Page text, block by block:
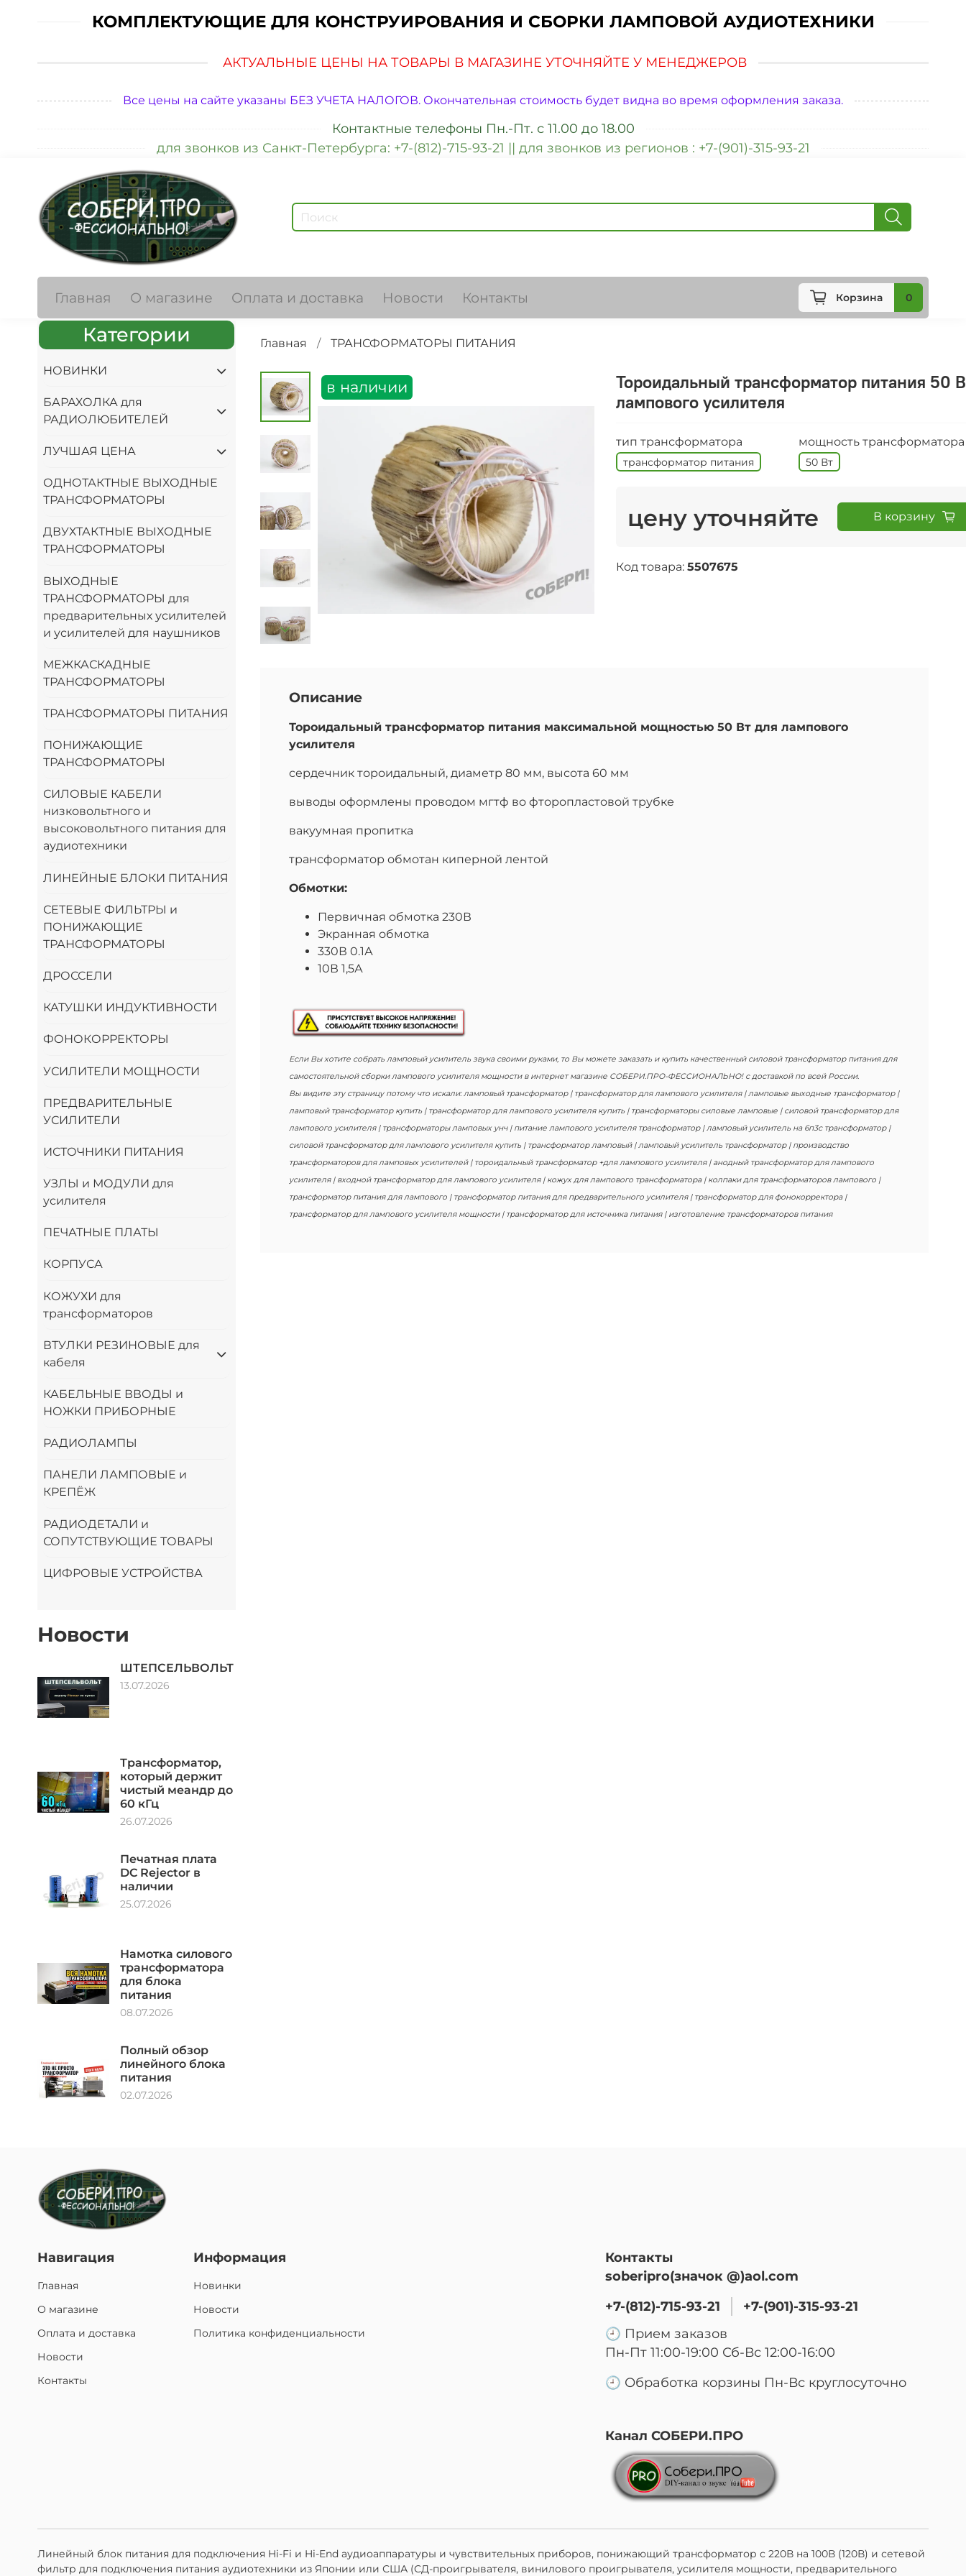
КОМПЛЕКТУЮЩИЕ ДЛЯ КОНСТРУИРОВАНИЯ И СБОРКИ ЛАМПОВОЙ АУДИОТЕХНИКИ
АКТУАЛЬНЫЕ ЦЕНЫ НА ТОВАРЫ В МАГАЗИНЕ УТОЧНЯЙТЕ У МЕНЕДЖЕРОВ
Все цены на сайте указаны БЕЗ УЧЕТА НАЛОГОВ. Окончательная стоимость будет видна во время оформления заказа.
Контактные телефоны Пн.-Пт. с 11.00 до 18.00
для звонков из Санкт-Петербурга: +7-(812)-715-93-21 || для звонков из регионов : +7-(901)-315-93-21
Главная О магазине Оплата и доставка Новости Контакты Корзина 0
Главная ТРАНСФОРМАТОРЫ ПИТАНИЯ
в наличии
Тороидальный трансформатор питания 50
лампового усилителя
тип трансформатора
трансформатор питания
мощность трансформатора
50 Вт
цену уточняйте В корзину
Код товара: 5507675
Описание
Тороидальный трансформатор питания максимальной мощностью 50 Вт для лампового
усилителя
сердечник тороидальный, диаметр 80 мм, высота 60 мм
выводы оформлены проводом мгтф во фторопластовой трубке
вакуумная пропитка
трансформатор обмотан киперной лентой
Обмотки:
Первичная обмотка 230В
Экранная обмотка
330В 0.1А
10В 1,5А
Если Вы хотите собрать ламповый усилитель звука своими руками, то Вы можете заказать и купить качественный силовой трансформатор питания для
самостоятельной сборки лампового усилителя мощности в интернет магазине СОБЕРИ.ПРО-ФЕССИОНАЛЬНО! с доставкой по всей России.
Вы видите эту страницу потому что искали: ламповый трансформатор | трансформатор для лампового усилителя | ламповые выходные трансформатор |
ламповый трансформатор купить | трансформатор для лампового усилителя купить | трансформаторы силовые ламповые | силовой трансформатор для
лампового усилителя | трансформаторы ламповых унч | питание лампового усилителя трансформатор | ламповый усилитель на 6п3с трансформатор |
силовой трансформатор для лампового усилителя купить | трансформатор ламповый | ламповый усилитель трансформатор | производство
трансформаторов для ламповых усилителей | тороидальный трансформатор +для лампового усилителя | анодный трансформатор для лампового
усилителя | входной трансформатор для лампового усилителя | кожух для лампового трансформатора | колпаки для трансформаторов лампового |
трансформатор питания для лампового | трансформатор питания для предварительного усилителя | трансформатор для фонокорректора |
трансформатор для лампового усилителя мощности | трансформатор для источника питания | изготовление трансформаторов питания
Категории
НОВИНКИ
БАРАХОЛКА для
РАДИОЛЮБИТЕЛЕЙ
ЛУЧШАЯ ЦЕНА
ОДНОТАКТНЫЕ ВЫХОДНЫЕ
ТРАНСФОРМАТОРЫ
ДВУХТАКТНЫЕ ВЫХОДНЫЕ
ТРАНСФОРМАТОРЫ
ВЫХОДНЫЕ
ТРАНСФОРМАТОРЫ для
предварительных усилителей
и усилителей для наушников
МЕЖКАСКАДНЫЕ
ТРАНСФОРМАТОРЫ
ТРАНСФОРМАТОРЫ ПИТАНИЯ
ПОНИЖАЮЩИЕ
ТРАНСФОРМАТОРЫ
СИЛОВЫЕ КАБЕЛИ
низковольтного и
высоковольтного питания для
аудиотехники
ЛИНЕЙНЫЕ БЛОКИ ПИТАНИЯ
СЕТЕВЫЕ ФИЛЬТРЫ и
ПОНИЖАЮЩИЕ
ТРАНСФОРМАТОРЫ
ДРОССЕЛИ
КАТУШКИ ИНДУКТИВНОСТИ
ФОНОКОРРЕКТОРЫ
УСИЛИТЕЛИ МОЩНОСТИ
ПРЕДВАРИТЕЛЬНЫЕ
УСИЛИТЕЛИ
ИСТОЧНИКИ ПИТАНИЯ
УЗЛЫ и МОДУЛИ для
усилителя
ПЕЧАТНЫЕ ПЛАТЫ
КОРПУСА
КОЖУХИ для
трансформаторов
ВТУЛКИ РЕЗИНОВЫЕ для
кабеля
КАБЕЛЬНЫЕ ВВОДЫ и
НОЖКИ ПРИБОРНЫЕ
РАДИОЛАМПЫ
ПАНЕЛИ ЛАМПОВЫЕ и
КРЕПЁЖ
РАДИОДЕТАЛИ и
СОПУТСТВУЮЩИЕ ТОВАРЫ
ЦИФРОВЫЕ УСТРОЙСТВА
Новости
ШТЕПСЕЛЬВОЛЬТ
13.07.2026
Трансформатор,
который держит
чистый меандр до
60 кГц
26.07.2026
Печатная плата
DC Rejector в
наличии
25.07.2026
Намотка силового
трансформатора
для блока
питания
08.07.2026
Полный обзор
линейного блока
питания
02.07.2026
Навигация
Главная
О магазине
Оплата и доставка
Новости
Контакты
Информация
Новинки
Новости
Политика конфиденциальности
Контакты
soberipro(значок @)aol.com
+7-(812)-715-93-21
+7-(901)-315-93-21
🕘 Прием заказов
Пн-Пт 11:00-19:00 Сб-Вс 12:00-16:00
🕘 Обработка корзины Пн-Вс круглосуточно
Канал СОБЕРИ.ПРО
Линейный блок питания для подключения Hi-Fi и Hi-End аудиоаппаратуры и чувствительных приборов, понижающий трансформатор с 220В на 100В (120В) и сетевой
фильтр для подключения питания аудиотехники из Японии или США (СД-проигрывателя, винилового проигрывателя, усилителя мощности, предварительного